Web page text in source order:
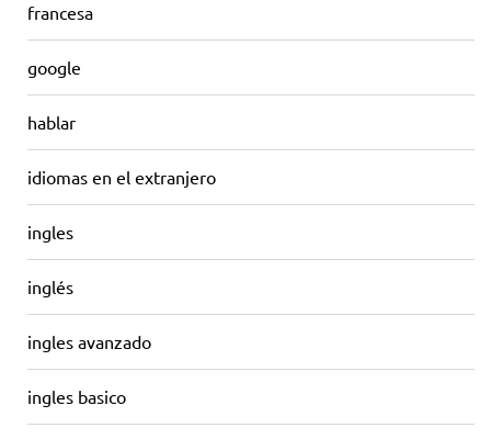
francesa
google
hablar
idiomas en el extranjero
ingles
inglés
ingles avanzado
ingles basico